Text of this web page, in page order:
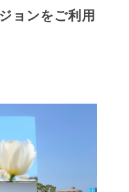
ョンをご利用